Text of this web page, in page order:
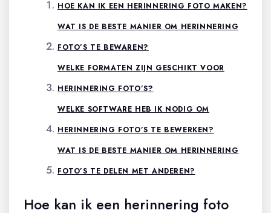
HOE KAN IK EEN HERINNERING FOTO MAKEN?
WAT IS DE BESTE MANIER OM HERINNERING
FOTO’S TE BEWAREN?
WELKE FORMATEN ZIJN GESCHIKT VOOR
HERINNERING FOTO’S?
WELKE SOFTWARE HEB IK NODIG OM
HERINNERING FOTO’S TE BEWERKEN?
WAT IS DE BESTE MANIER OM HERINNERING
FOTO’S TE DELEN MET ANDEREN?
Hoe kan ik een herinnering foto